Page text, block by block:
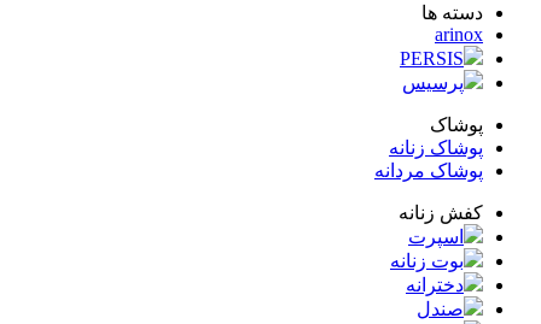
ها
PERSIS
پرسیس
زنانه
مردانه
زنانه
اسپرت
بوت زنانه
دخترانه
صندل